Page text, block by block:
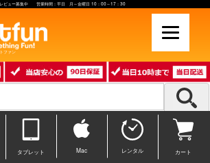
ビュー募集中 営業時間：平日 月～金曜日 10：00～17：30
ファン
タブレット Mac レンタル カート